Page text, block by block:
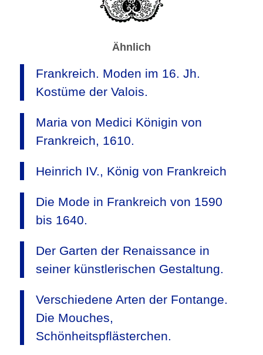
Ähnlich
Frankreich. Moden im 16. Jh.
Kostüme der Valois.
Maria von Medici Königin von
Frankreich, 1610.
Heinrich IV., König von Frankreich
Die Mode in Frankreich von 1590
bis 1640.
Der Garten der Renaissance in
seiner künstlerischen Gestaltung.
Verschiedene Arten der Fontange.
Die Mouches,
Schönheitspflästerchen.